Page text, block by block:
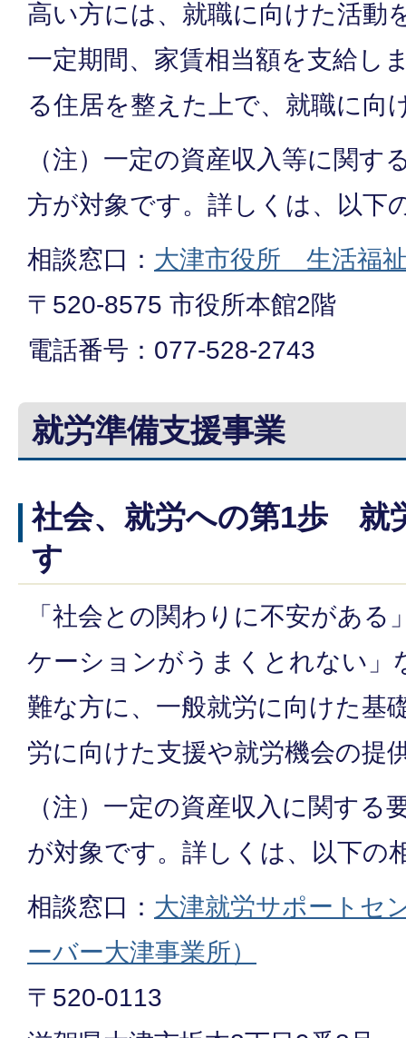
高い方には、就職に向けた活動
一定期間、家賃相当額を支給し
る住居を整えた上で、就職に向
（注）一定の資産収入等に関す
方が対象です。詳しくは、以下
相談窓口： 大津市役所 生活福
〒520-8575 市役所本館2階
電話番号：077-528-2743
就労準備支援事業
社会、就労への第1歩 就
す
「社会との関わりに不安があ
ケーションがうまくとれない」
難な方に、一般就労に向けた基
労に向けた支援や就労機会の提
（注）一定の資産収入に関する
が対象です。詳しくは、以下の
相談窓口： 大津就労サポートセ
ーバー大津事業所）
〒520-0113